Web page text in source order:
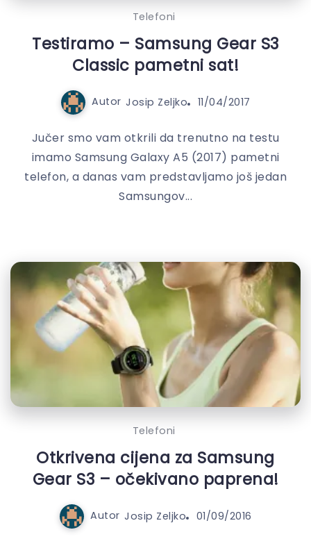
Telefoni
Testiramo – Samsung Gear S3
Classic pametni sat!
Autor Josip Zeljko 11/04/2017
Jučer smo vam otkrili da trenutno na testu
imamo Samsung Galaxy A5 (2017) pametni
telefon, a danas vam predstavljamo još jedan
Samsungov...
Telefoni
Otkrivena cijena za Samsung
Gear S3 – očekivano paprena!
Autor Josip Zeljko 01/09/2016